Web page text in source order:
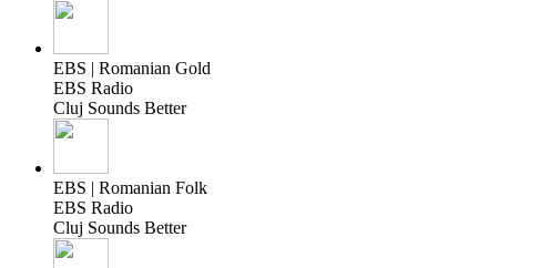
EBS | Romanian Gold
EBS Radio
Cluj Sounds Better
EBS | Romanian Folk
EBS Radio
Cluj Sounds Better